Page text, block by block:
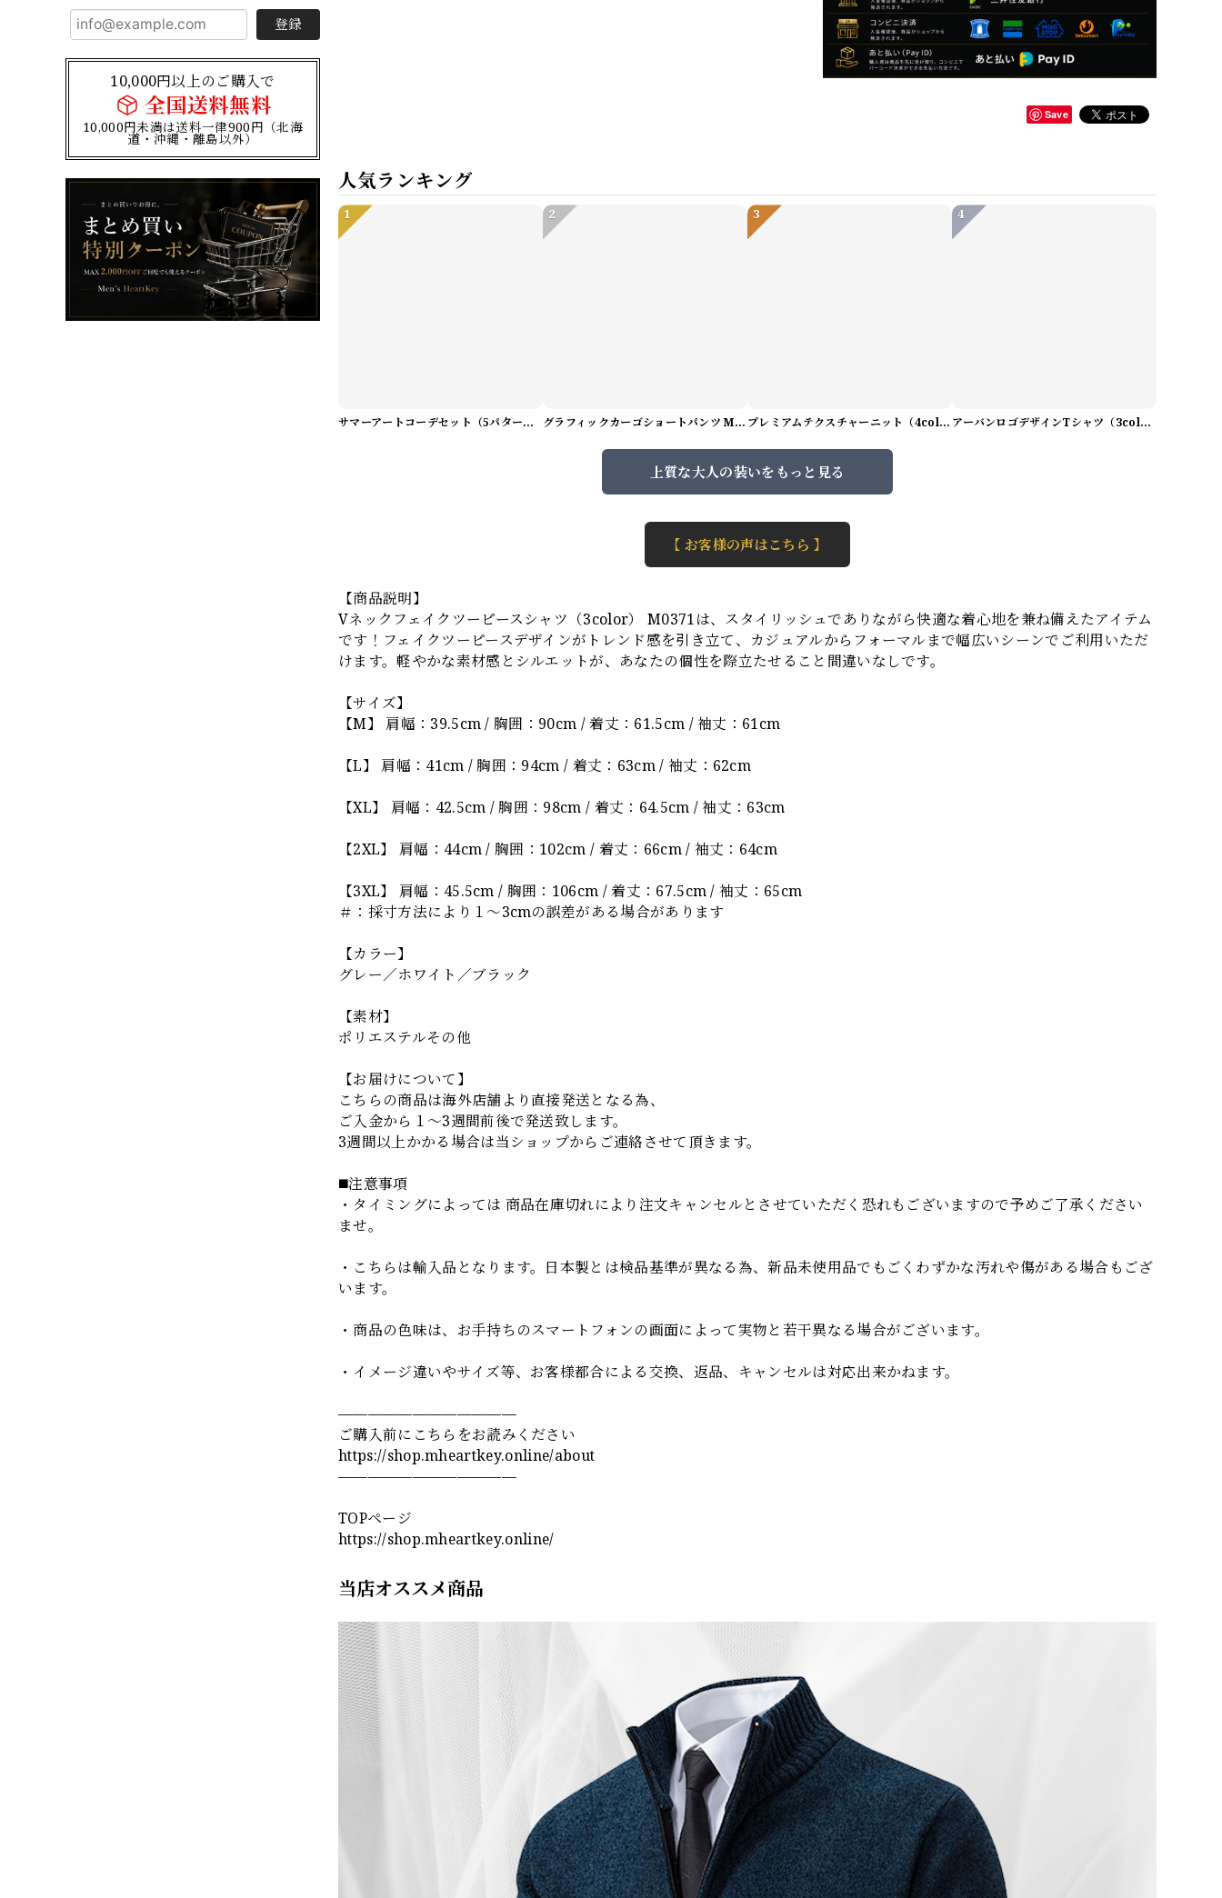
登録
10,000円以上のご購入で
全国送料無料
10,000円未満は送料一律900円（北海
道・沖縄・離島以外）
Save
人気ランキング
1
サマーアートコーデセット（5パターン） M1048
2
グラフィックカーゴショートパンツ M1029
3
プレミアムテクスチャーニット（4color） M0971
4
アーバンロゴデザインTシャツ（3color） M0984
上質な大人の装いをもっと見る
【 お客様の声はこちら 】
【商品説明】
Vネックフェイクツーピースシャツ（3color） M0371は、スタイリッシュでありながら快適な着心地を兼ね備えたアイテム
です！フェイクツーピースデザインがトレンド感を引き立て、カジュアルからフォーマルまで幅広いシーンでご利用いただ
けます。軽やかな素材感とシルエットが、あなたの個性を際立たせること間違いなしです。
【サイズ】
【M】 肩幅：39.5cm / 胸囲：90cm / 着丈：61.5cm / 袖丈：61cm
【L】 肩幅：41cm / 胸囲：94cm / 着丈：63cm / 袖丈：62cm
【XL】 肩幅：42.5cm / 胸囲：98cm / 着丈：64.5cm / 袖丈：63cm
【2XL】 肩幅：44cm / 胸囲：102cm / 着丈：66cm / 袖丈：64cm
【3XL】 肩幅：45.5cm / 胸囲：106cm / 着丈：67.5cm / 袖丈：65cm
＃：採寸方法により１～3cmの誤差がある場合があります
【カラー】
グレー／ホワイト／ブラック
【素材】
ポリエステルその他
【お届けについて】
こちらの商品は海外店舗より直接発送となる為、
ご入金から１～3週間前後で発送致します。
3週間以上かかる場合は当ショップからご連絡させて頂きます。
◼️注意事項
・タイミングによっては 商品在庫切れにより注文キャンセルとさせていただく恐れもございますので予めご了承ください
ませ。
・こちらは輸入品となります。日本製とは検品基準が異なる為、新品未使用品でもごくわずかな汚れや傷がある場合もござ
います。
・商品の色味は、お手持ちのスマートフォンの画面によって実物と若干異なる場合がございます。
・イメージ違いやサイズ等、お客様都合による交換、返品、キャンセルは対応出来かねます。
————————————
ご購入前にこちらをお読みください
https://shop.mheartkey.online/about
————————————
TOPページ
https://shop.mheartkey.online/
当店オススメ商品